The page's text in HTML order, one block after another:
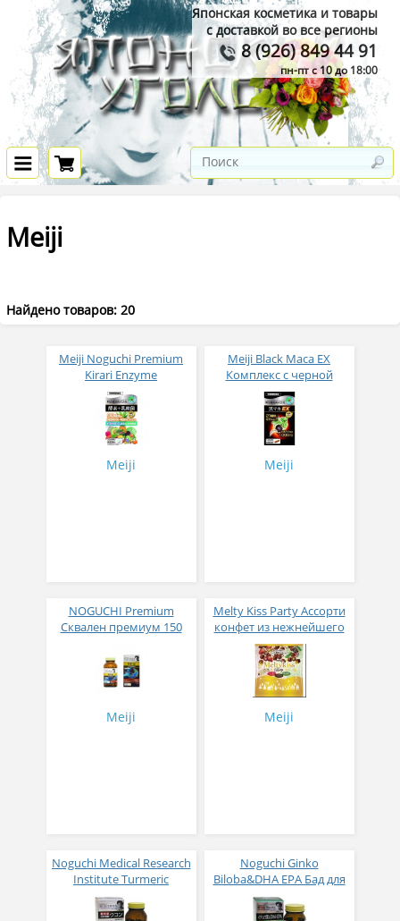
Японская косметика и товары
с доставкой во все регионы
8 (926) 849 44 91
пн-пт с 10 до 18:00
Meiji
Найдено товаров: 20
Meiji Noguchi Premium
Kirari Enzyme
Растительные энзимы и
молочнокислые
бактерии 120 таблеток
на 30 дней приема
Meiji
Meiji Black Maca EX
Комплекс с черной
макой и витаминами 60
капсул на 30 дней
приема
Meiji
NOGUCHI Premium
Сквален премиум 150
приема
Meiji
Melty Kiss Party Ассорти
конфет из нежнейшего
шоколада 150 гр
Meiji
Noguchi Medical Research
Institute Turmeric
Экстракт из 3 видов
куркумы для
Noguchi Ginko
Biloba&DHA EPA Бад для
улучшения работы
мозга и укрепления